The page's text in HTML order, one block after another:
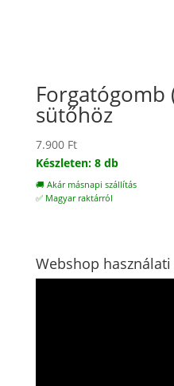
Forgatógomb
sütőhöz
7.900 Ft
Készleten: 8 db
🚚 Akár másnapi szállítás
✅ Magyar raktárról
Webshop